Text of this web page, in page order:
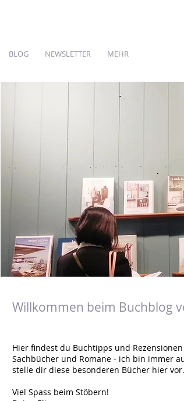
BLOG NEWSLETTER MEHR
Willkommen beim Buchblog
Hier findest du Buchtipps und
Sachbücher und Romane - ich bin immer
stelle dir diese besonderen Bücher hier vor.
Viel Spass beim Stöbern!